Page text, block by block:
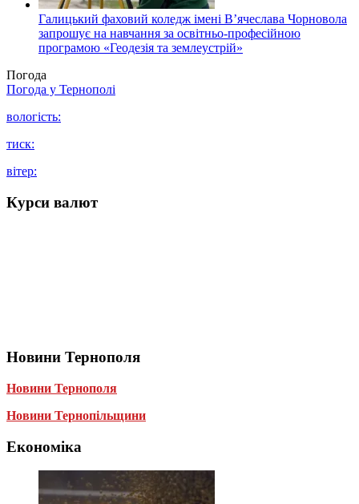
Галицький фаховий коледж імені В’ячеслава Чорновола
запрошує на навчання за освітньо-професійною
програмою «Геодезія та землеустрій»
Погода
Погода у Тернополі
вологість:
тиск:
вітер:
Курси валют
Новини Тернополя
Новини Тернополя
Новини Тернопільщини
Економіка